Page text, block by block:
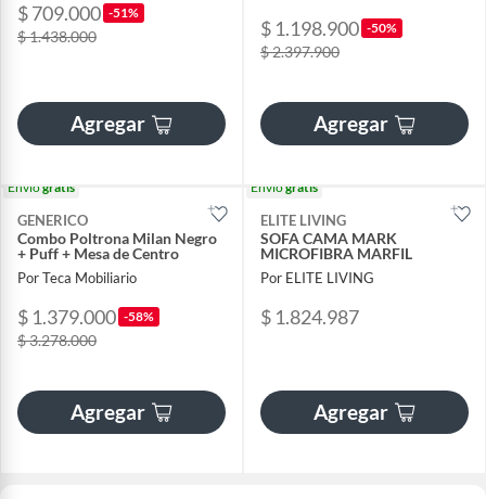
$ 709.000 -51%
$ 1.438.000
Agregar
$ 1.198.900 -50%
$ 2.397.900
Agregar
Envíogratis
GENERICO
Combo Poltrona Milan Negro
+ Puff + Mesa de Centro
Por Teca Mobiliario
$ 1.379.000 -58%
$ 3.278.000
Agregar
Envíogratis
ELITE LIVING
SOFA CAMA MARK
MICROFIBRA MARFIL
Por ELITE LIVING
$ 1.824.987
Agregar